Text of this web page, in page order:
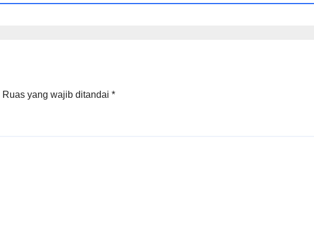
Ruas yang wajib ditandai *